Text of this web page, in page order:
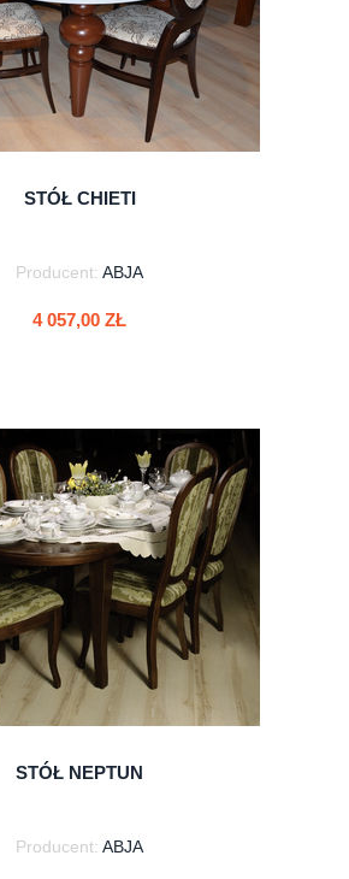
STÓŁ CHIETI
Producent: ABJA
4 057,00 ZŁ
do koszyka
STÓŁ NEPTUN
Producent: ABJA